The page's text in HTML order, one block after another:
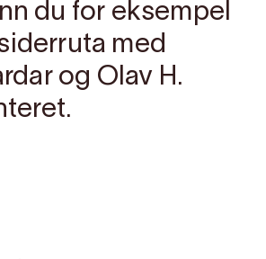
du for eksempel
med
og Olav H.